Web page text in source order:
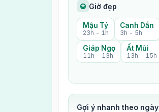
Giờ đẹp
Mậu Tý
23h - 1h
Canh Dần
3h - 5h
Giáp Ngọ
11h - 13h
Ất Mùi
13h - 15h
Gợi ý nhanh theo ngày